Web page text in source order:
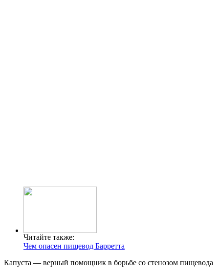
Читайте также:
Чем опасен пищевод Барретта
Капуста — верный помощник в борьбе со стенозом пищевода